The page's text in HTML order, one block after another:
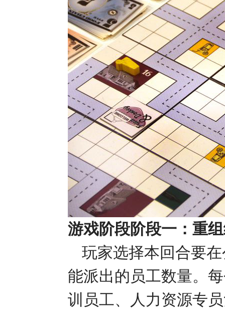
游戏阶段阶段一：重
玩家选择本回合要
能派出的员工数量。
训员工、人力资源专